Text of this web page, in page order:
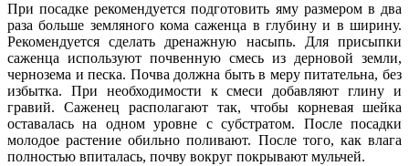
При посадке рекомендуется подготовить яму размером в два
раза больше земляного кома саженца в глубину и в ширину.
Рекомендуется сделать дренажную насыпь. Для присыпки
саженца используют почвенную смесь из дерновой земли,
чернозема и песка. Почва должна быть в меру питательна, без
избытка. При необходимости к смеси добавляют глину и
гравий. Саженец располагают так, чтобы корневая шейка
оставалась на одном уровне с субстратом. После посадки
молодое растение обильно поливают. После того, как влага
полностью впиталась, почву вокруг покрывают мульчей.